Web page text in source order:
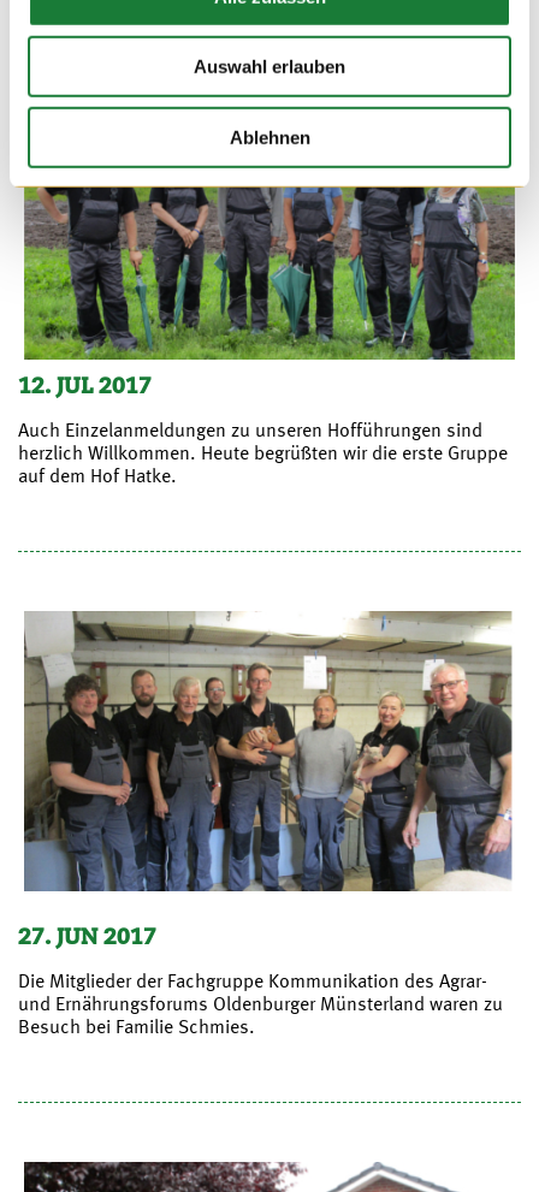
Auswahl erlauben
Ablehnen
12. JUL 2017
Auch Einzelanmeldungen zu unseren Hofführungen sind
herzlich Willkommen. Heute begrüßten wir die erste Gruppe
auf dem Hof Hatke.
27. JUN 2017
Die Mitglieder der Fachgruppe Kommunikation des Agrar-
und Ernährungsforums Oldenburger Münsterland waren zu
Besuch bei Familie Schmies.